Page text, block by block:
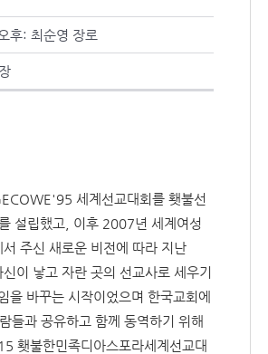
후: 최순영 장로
세계선교대회를 횃불선
설립했고, 이후 2007년 세계여성
주신 새로운 비전에 따라 지난
이 낳고 자란 곳의 선교사로 세우기
바꾸는 시작이었으며 한국교회에
들과 공유하고 함께 동역하기 위해
횃불한민족디아스포라세계선교대